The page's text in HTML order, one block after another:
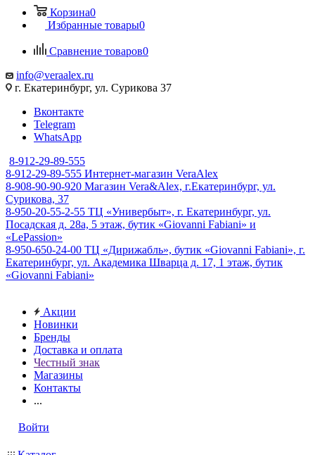
Корзина0
Избранные товары0
Сравнение товаров0
info@veraalex.ru
г. Екатеринбург, ул. Сурикова 37
Вконтакте
Telegram
WhatsApp
8-912-29-89-555
8-912-29-89-555 Интернет-магазин VeraAlex
8-908-90-90-920 Магазин Vera&Alex, г.Екатеринбург, ул.
Сурикова, 37
8-950-20-55-2-55 ТЦ «Универбыт», г. Екатеринбург, ул.
Посадская д. 28а, 5 этаж, бутик «Giovanni Fabiani» и
«LePassion»
8-950-650-24-00 ТЦ «Дирижабль», бутик «Giovanni Fabiani», г.
Екатеринбург, ул. Академика Шварца д. 17, 1 этаж, бутик
«Giovanni Fabiani»
Акции
Новинки
Бренды
Доставка и оплата
Честный знак
Магазины
Контакты
...
Войти